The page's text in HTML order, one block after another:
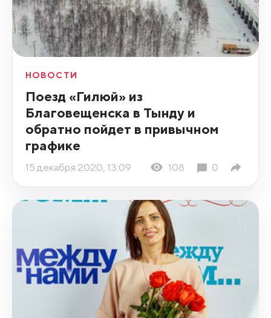
НОВОСТИ
Поезд «Гилюй» из
Благовещенска в Тынду и
обратно пойдет в привычном
графике
15 декабря 2020, 13:09 108 0